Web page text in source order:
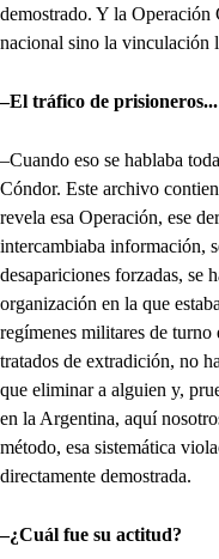
demostrado. Y la
nacional sino la vinculación
–El tráfico de prisioneros...
–Cuando eso se hablaba
Cóndor. Este archivo
revela esa Operación, ese
intercambiaba información,
desapariciones forzadas, se
organización en la que
regímenes militares de turno
tratados de extradición, no
que eliminar a alguien y,
en la Argentina, aquí
método, esa sistemática
directamente demostrada.
–¿Cuál fue su actitud?